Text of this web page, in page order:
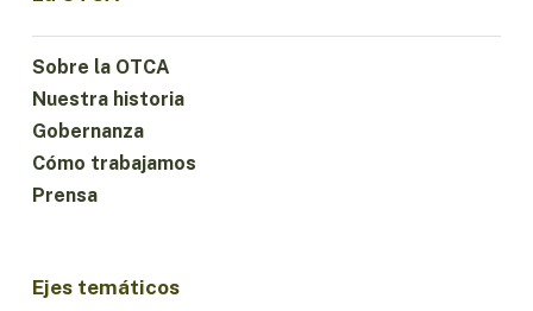
Sobre la OTCA
Nuestra historia
Gobernanza
Cómo trabajamos
Prensa
Ejes temáticos